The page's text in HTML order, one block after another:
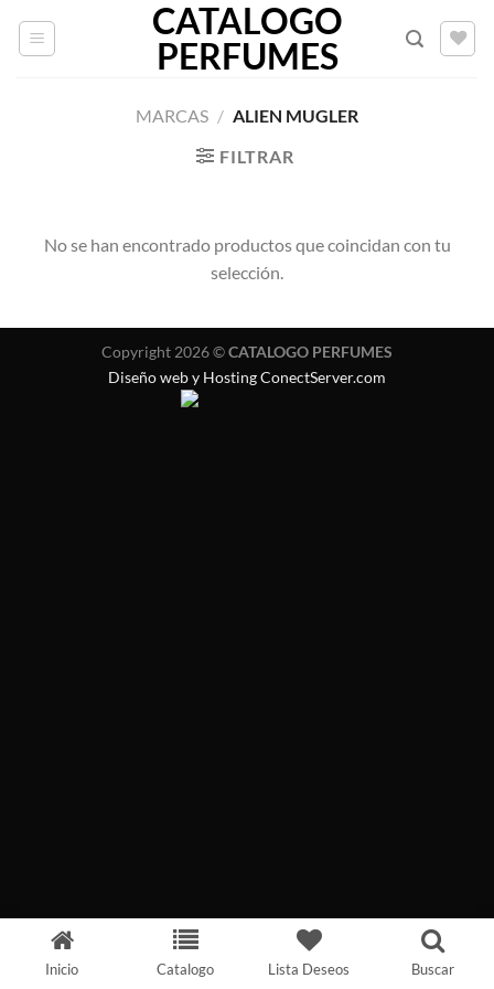
CATALOGO
PERFUMES
MARCAS / ALIEN MUGLER
FILTRAR
No se han encontrado productos que coincidan con tu
selección.
Copyright 2026 ©CATALOGO PERFUMES
Diseño web y Hosting ConectServer.com
Inicio Catalogo Lista Deseos Buscar